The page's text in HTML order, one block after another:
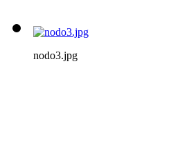
nodo3.jpg